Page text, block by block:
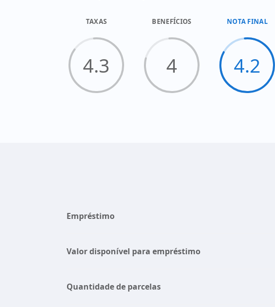
TAXAS
4.3
BENEFÍCIOS
4
NOTA FINAL
4.2
Empréstimo
Valor disponível para empréstimo
Quantidade de parcelas